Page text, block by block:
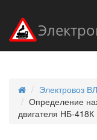
Электровоз
Определение
двигателя НБ-418К